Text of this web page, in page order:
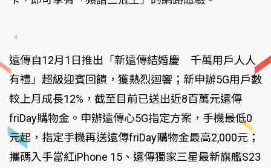
遠傳自12月1日推出「新遠傳結婚慶 千萬用戶人人
有禮」超級迎賓回饋，獲熱烈迴響；新申辦5G用戶數
較上月成長12%，截至目前已送出近8百萬元遠傳
friDay購物金。申辦遠傳心5G指定方案，手機最低0
元起，指定手機再送遠傳friDay購物金最高2,000元；
攜碼入手當紅iPhone 15、遠傳獨家三星最新旗艦S23